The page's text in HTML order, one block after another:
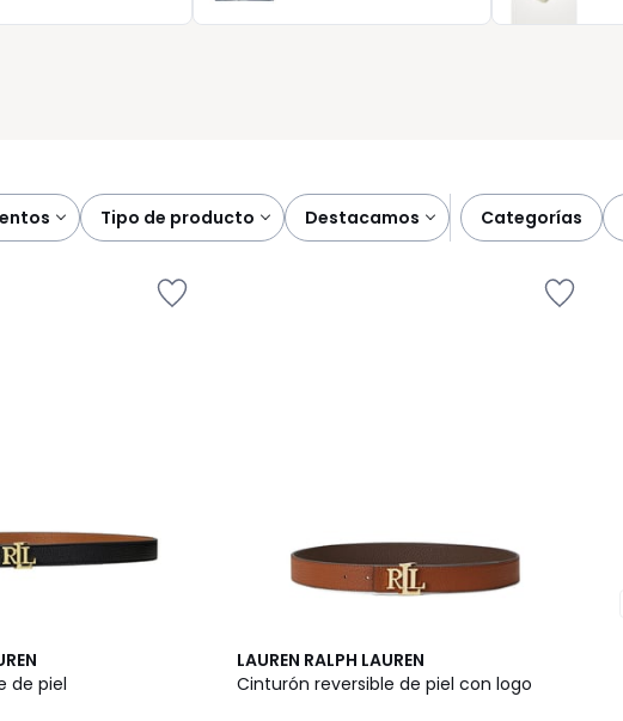
Más que una compra, una solución para tu día a día.
tipo de producto destacamos categorías
de piel
LAUREN RALPH LAUREN
Cinturón reversible de piel con logo
5
/